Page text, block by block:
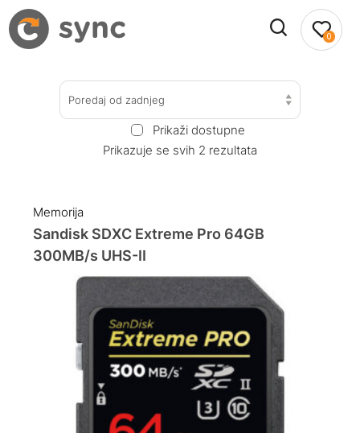
0
Poredaj od zadnjeg
Prikaži dostupne
Prikazuje se svih 2 rezultata
Memorija
Sandisk SDXC Extreme Pro 64GB
300MB/s UHS-II